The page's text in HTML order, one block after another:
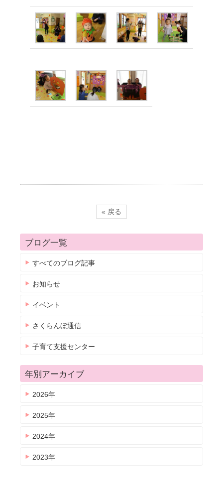
« 戻る
ブログ一覧
すべてのブログ記事
お知らせ
イベント
さくらんぼ通信
子育て支援センター
年別アーカイブ
2026年
2025年
2024年
2023年